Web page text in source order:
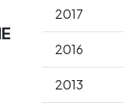
2017
2016
2013